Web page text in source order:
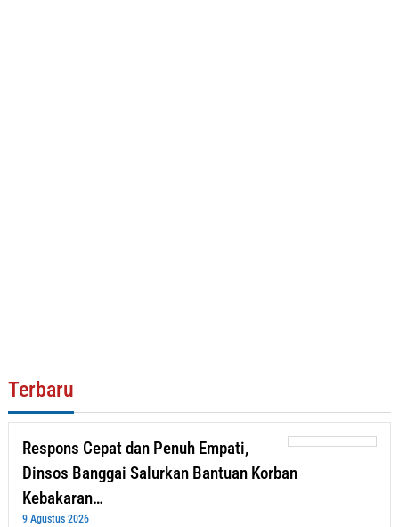
Terbaru
Respons Cepat dan Penuh Empati,
Dinsos Banggai Salurkan Bantuan Korban
Kebakaran…
9 Agustus 2026